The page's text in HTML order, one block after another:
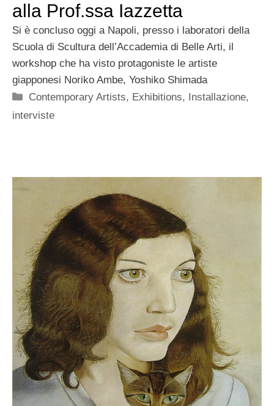
alla Prof.ssa Iazzetta
Si è concluso oggi a Napoli, presso i laboratori della
Scuola di Scultura dell’Accademia di Belle Arti, il
workshop che ha visto protagoniste le artiste
giapponesi Noriko Ambe, Yoshiko Shimada
Categorie
Contemporary Artists, Exhibitions, Installazione,
interviste